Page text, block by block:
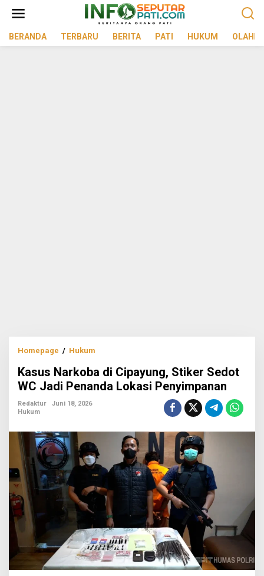
BERANDA
TERBARU BERITA PATI HUKUM
Homepage / Hukum
di
Cipayung,
Stiker
Penanda
Lokasi
Penyimpanan
Kasus Narkoba di Cipayung, Stiker Sedot
WC Jadi Penanda Lokasi Penyimpanan
Redaktur
Juni 18, 2026
Hukum